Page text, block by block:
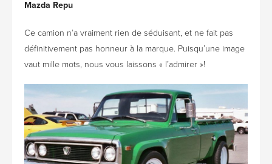
Mazda Repu
Ce camion n’a vraiment rien de séduisant, et ne fait pas
définitivement pas honneur à la marque. Puisqu’une image
vaut mille mots, nous vous laissons « l’admirer »!